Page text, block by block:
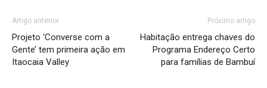
Artigo anterior
Projeto ‘Converse com a
Gente’ tem primeira ação em
Itaocaia Valley
Próximo artigo
Habitação entrega chaves do
Programa Endereço Certo
para famílias de Bambuí